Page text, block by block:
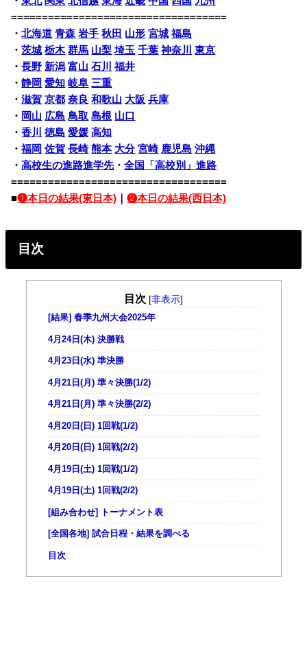
===================================
・北海道 青森 岩手 秋田 山形 宮城 福島
・茨城 栃木 群馬 山梨 埼玉 千葉 神奈川
東京
・長野 新潟 富山 石川
福井
・静岡 愛知 岐阜 三重
・滋賀 京都 奈良 和歌山 大阪 兵庫
・ 岡山 広島 鳥取 島根 山口
・香川 徳島 愛媛 高知
・福岡 佐賀 長崎 熊本 大分 宮崎 鹿児島 沖縄
・高校生の進路進学先・全国「高校別」進路
===================================
■❶本日の結果(東日本) ｜❷本日の結果(西日本)
目次
目次 [非表示]
[結果] 春季九州大会2025年
4月24日(木) 決勝戦
4月23日(水) 準決勝
4月21日(月) 準々決勝(1/2)
4月21日(月) 準々決勝(2/2)
4月20日(日) 1回戦(1/2)
4月20日(日) 1回戦(2/2)
4月19日(土) 1回戦(1/2)
4月19日(土) 1回戦(2/2)
[組み合わせ] トーナメント表
[全国各地] 試合日程・結果を調べる
目次